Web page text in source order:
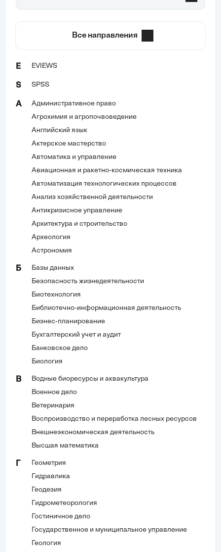
Все направления
E EVIEWS
S SPSS
А
Административное право
Агрохимия и агропочвоведение
Английский язык
Актерское мастерство
Автоматика и управление
Авиационная и ракетно-космическая техника
Автоматизация технологических процессов
Анализ хозяйственной деятельности
Антикризисное управление
Архитектура и строительство
Археология
Астрономия
Б
Базы данных
Безопасность жизнедеятельности
Биотехнология
Библиотечно-информационная деятельность
Бизнес-планирование
Бухгалтерский учет и аудит
Банковское дело
Биология
В
Водные биоресурсы и аквакультура
Военное дело
Ветеринария
Воспроизводство и переработка лесных ресурсов
Внешнеэкономическая деятельность
Высшая математика
Геометрия
Гидравлика
Геодезия
Гидрометеорология
Гостиничное дело
Государственное и муниципальное управление
Геология